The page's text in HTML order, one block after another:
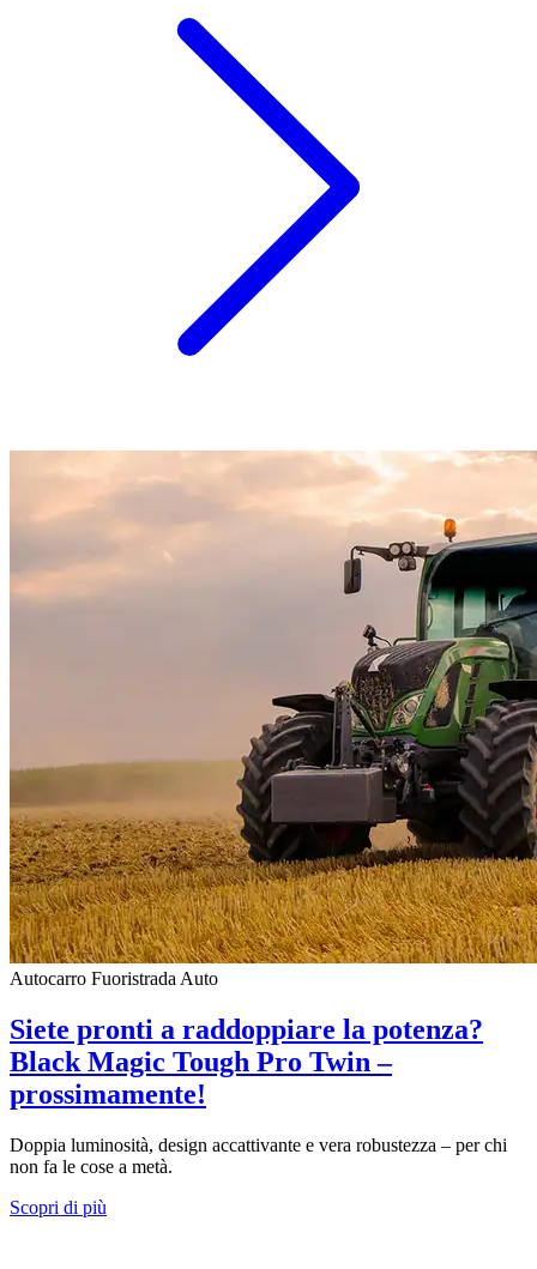
Autocarro Fuoristrada Auto
Siete pronti a raddoppiare la potenza?
Black Magic Tough Pro Twin –
prossimamente!
Doppia luminosità, design accattivante e vera robustezza – per chi
non fa le cose a metà.
Scopri di più